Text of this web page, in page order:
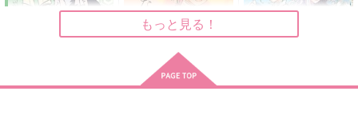
サンプル
もっと見る！